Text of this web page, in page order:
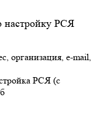
настройку РСЯ
организация, e-mail,
РСЯ (с